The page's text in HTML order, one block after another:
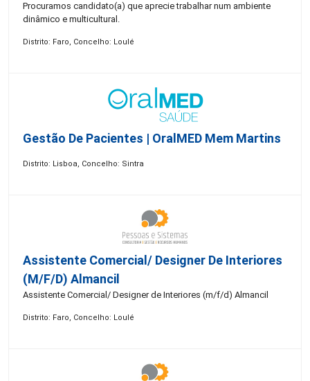
Procuramos candidato(a) que aprecie trabalhar num ambiente
dinâmico e multicultural.
Distrito: Faro, Concelho: Loulé
Gestão De Pacientes | OralMED Mem Martins
Distrito: Lisboa, Concelho: Sintra
Assistente Comercial/ Designer De Interiores
(m/f/d) Almancil
Assistente Comercial/ Designer de Interiores (m/f/d) Almancil
Distrito: Faro, Concelho: Loulé